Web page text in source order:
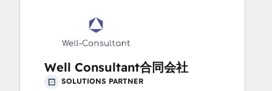
Well Consultant合同会社
SOLUTIONS PARTNER